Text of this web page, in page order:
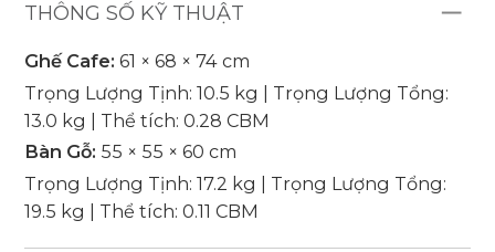
THÔNG SỐ KỸ THUẬT
Ghế Cafe: 61 × 68 × 74 cm
Trọng Lượng Tịnh: 10.5 kg | Trọng Lượng Tổng:
13.0 kg | Thể tích: 0.28 CBM
Bàn Gỗ: 55 × 55 × 60 cm
Trọng Lượng Tịnh: 17.2 kg | Trọng Lượng Tổng:
19.5 kg | Thể tích: 0.11 CBM